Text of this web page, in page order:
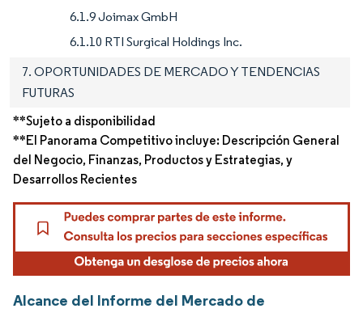
6.1.9 Joimax GmbH
6.1.10 RTI Surgical Holdings Inc.
7. OPORTUNIDADES DE MERCADO Y TENDENCIAS
FUTURAS
**Sujeto a disponibilidad
**El Panorama Competitivo incluye: Descripción General
del Negocio, Finanzas, Productos y Estrategias, y
Desarrollos Recientes
Alcance del Informe del Mercado de